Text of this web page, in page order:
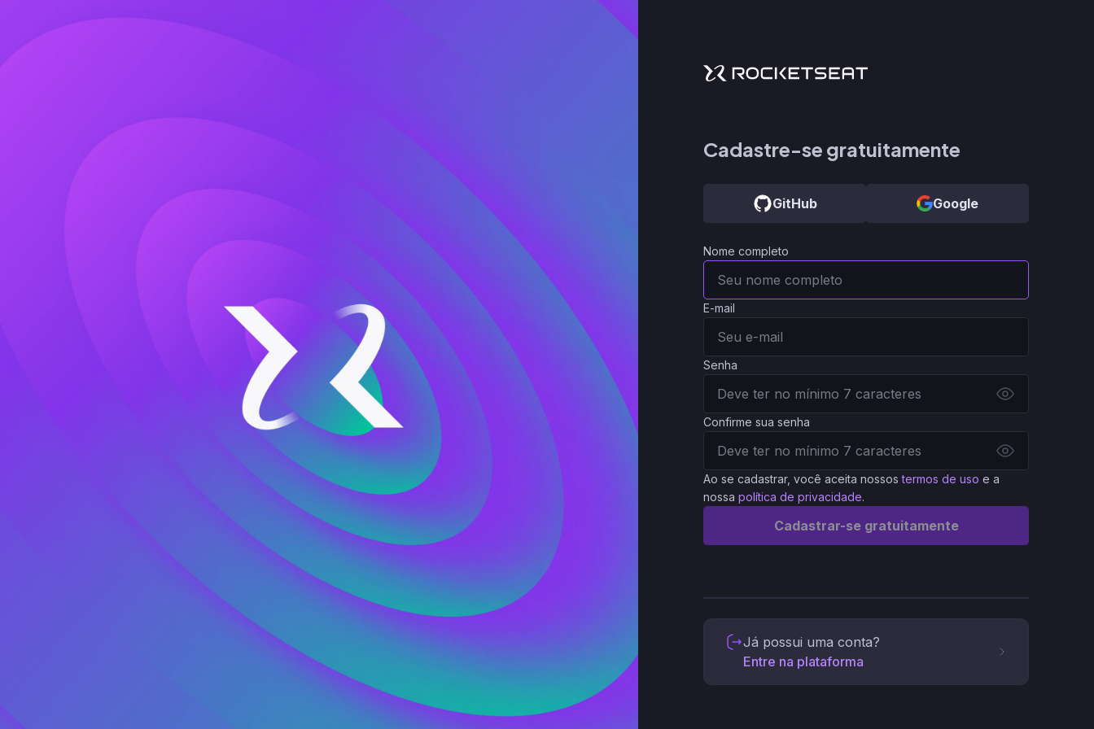
Cadastre-se gratuitamente
GitHub Google
Nome completo
E-mail
Senha
Confirme sua senha
Ao se cadastrar, você aceita nossos termos de uso e a
nossa política de privacidade.
Cadastrar-se gratuitamente
Já possui uma conta?
Entre na plataforma